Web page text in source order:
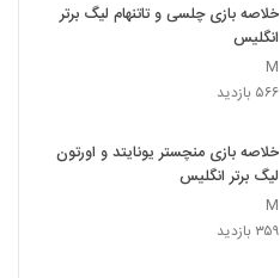
خلاصه بازی چلسی و تاتنهام لیگ برتر
انگلیس
M
۵۶۶ بازدید
خلاصه بازی منچستر یونایتد و اورتون
لیگ برتر انگلیس
M
۳۵۹ بازدید